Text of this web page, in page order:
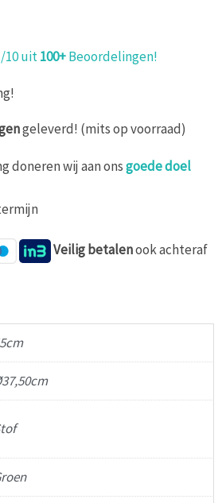
uit100+Beoordelingen!
geleverd! (mits op voorraad)
doneren wij aan onsgoede doel
Veiligbetalenook achteraf